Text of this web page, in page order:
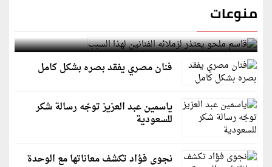
منوعات
قاسم ملحو يعتذر لزملائه الفنانين لهذا السبب
فنان مصري يفقد بصره بشكل كامل
ياسمين عبد العزيز توجّه رسالة شكر
للسعودية
نجوى فؤاد تكشف معاناتها مع الوحدة